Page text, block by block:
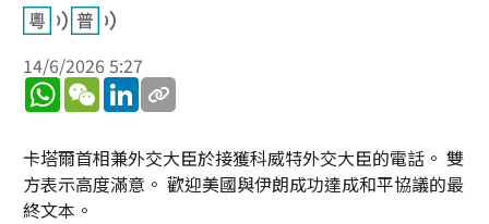
14/6/2026 5:27
WhatsApp
WeChatLinkedIn
卡塔爾首相兼外交大臣於接獲科威特外交大臣的電話。 雙
方表示高度滿意。 歡迎美國與伊朗成功達成和平協議的最
終文本。